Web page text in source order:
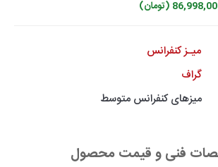
(تومان)
میـز کنفرانس
گراف
میزهای کنفرانس متوسط
فنی و قیمت محصول